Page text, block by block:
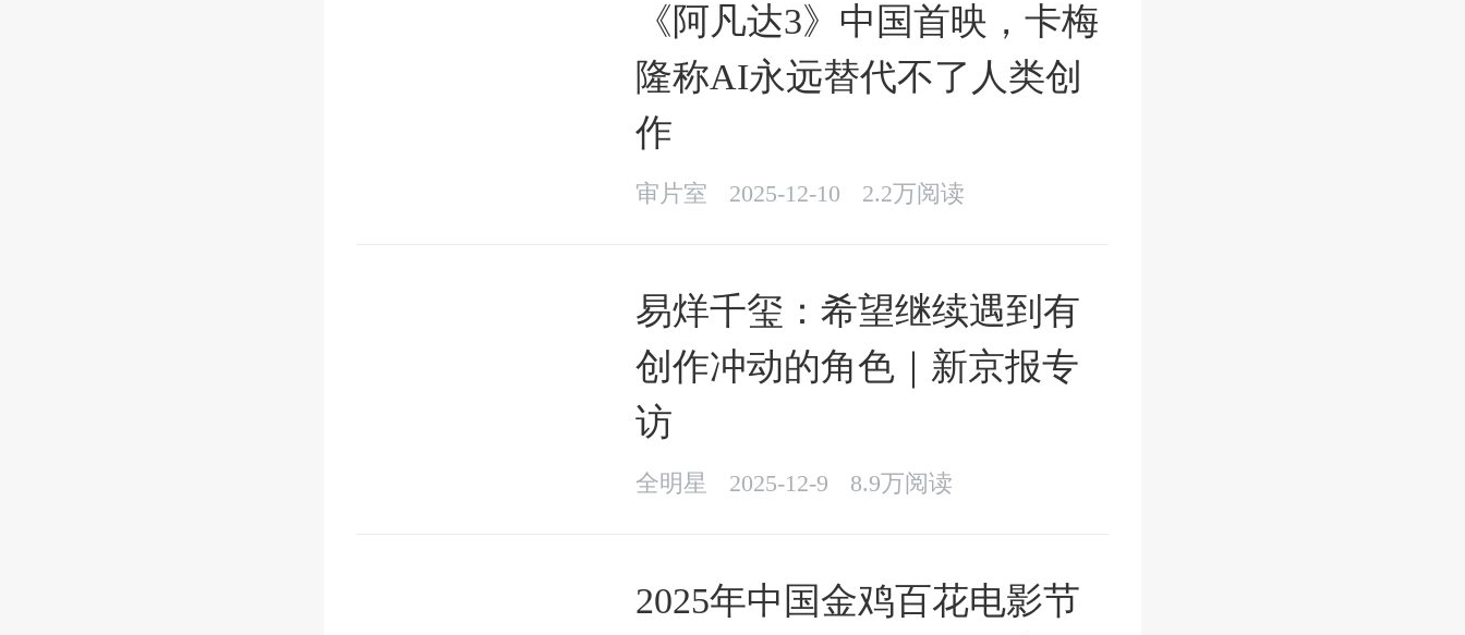
《阿凡达3》中国首映，卡梅
隆称AI永远替代不了人类创
作
审片室 2025-12-10 2.2万阅读
易烊千玺：希望继续遇到有
创作冲动的角色｜新京报专
访
全明星 2025-12-9 8.9万阅读
2025年中国金鸡百花电影节